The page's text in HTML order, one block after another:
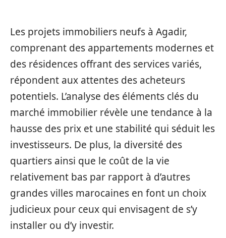
Les projets immobiliers neufs à Agadir,
comprenant des appartements modernes et
des résidences offrant des services variés,
répondent aux attentes des acheteurs
potentiels. L’analyse des éléments clés du
marché immobilier révèle une tendance à la
hausse des prix et une stabilité qui séduit les
investisseurs. De plus, la diversité des
quartiers ainsi que le coût de la vie
relativement bas par rapport à d’autres
grandes villes marocaines en font un choix
judicieux pour ceux qui envisagent de s’y
installer ou d’y investir.